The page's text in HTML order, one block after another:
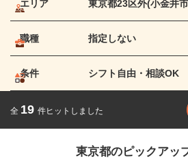
エリア 東京都23区外(小金井
職種 指定しない
条件 シフト自由・相談OK
全 19 件ヒットしました
東京都のピックアッ